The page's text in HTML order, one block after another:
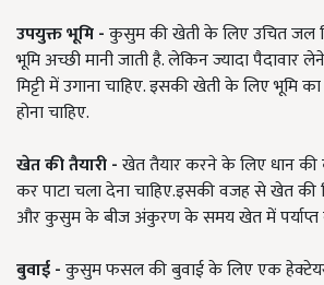
उपयुक्त भूमि -कुसुम की खेती के लिए उचित जल
भूमि अच्छी मानी जाती है. लेकिन ज्यादा पैदावार
मिट्टी में उगाना चाहिए. इसकी खेती के लिए भूमि का
होना चाहिए.
खेत की तैयारी -खेत तैयार करने के लिए धान की
कर पाटा चला देना चाहिए.इसकी वजह से खेत की
और कुसुम के बीज अंकुरण के समय खेत में पर्याप्त
बुवाई -कुसुम फसल की बुवाई के लिए एक